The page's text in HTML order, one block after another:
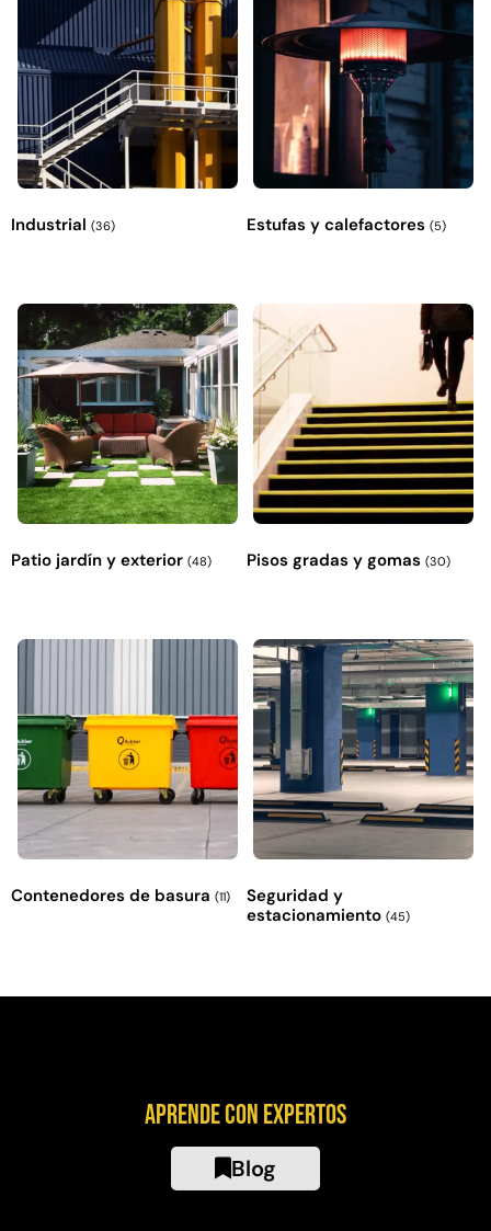
Industrial (36) Estufas y calefactores (5)
Patio jardín y exterior (48) Pisos gradas y gomas (30)
Contenedores de basura (11)
Seguridad y
estacionamiento (45)
Aprende con expertos
Blog